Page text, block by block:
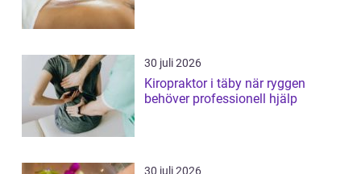
30 juli 2026
Kiropraktor i täby när ryggen
behöver professionell hjälp
30 juli 2026